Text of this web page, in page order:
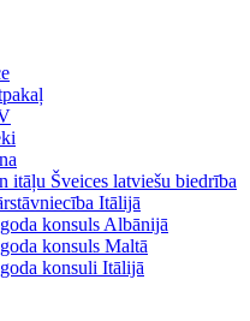
itāļu Šveices latviešu biedrība
Itālijā
konsuls Albānijā
konsuls Maltā
konsuli Itālijā